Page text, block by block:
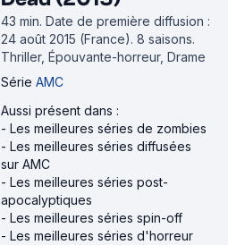
43 min. Date de première diffusion :
24 août 2015 (France). 8 saisons.
Thriller, Épouvante-horreur, Drame
Série AMC
Aussi présent dans :
- Les meilleures séries de zombies
- Les meilleures séries diffusées
sur AMC
- Les meilleures séries post-
apocalyptiques
- Les meilleures séries spin-off
- Les meilleures séries d'horreur